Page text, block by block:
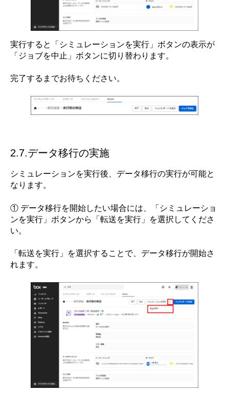
実行すると「シミュレーションを実行」ボタンの表示が
「ジョブを中止」ボタンに切り替わります。
完了するまでお待ちください。
2.7.データ移行の実施
シミュレーションを実行後、データ移行の実行が可能と
なります。
① データ移行を開始したい場合には、「シミュレーショ
ンを実行」ボタンから「転送を実行」を選択してくださ
い。
「転送を実行」を選択することで、データ移行が開始さ
れます。